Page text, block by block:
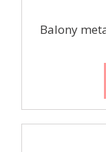
Balony